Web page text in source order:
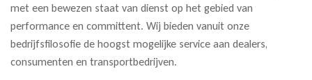
met een bewezen staat van dienst op het gebied van
performance en committent. Wij bieden vanuit onze
bedrijfsfilosofie de hoogst mogelijke service aan dealers,
consumenten en transportbedrijven.